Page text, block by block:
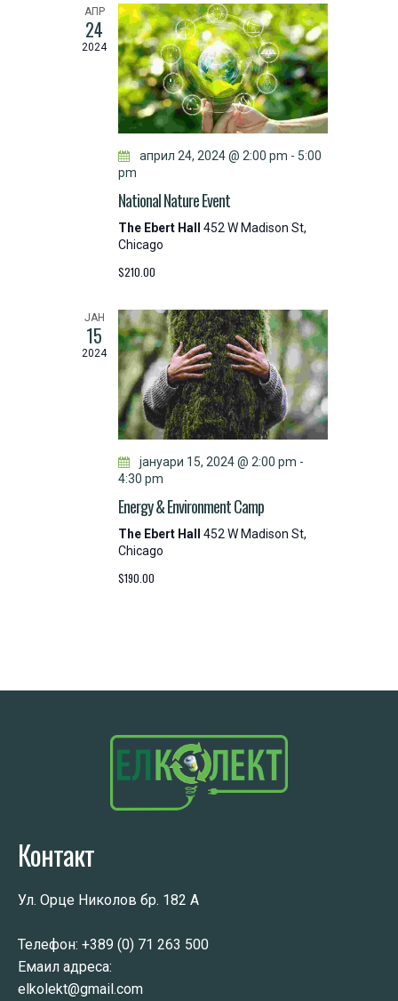
АПР
24
2024
април 24, 2024 @ 2:00 pm - 5:00
pm
National Nature Event
The Ebert Hall 452 W Madison St,
Chicago
$210.00
ЈАН
15
2024
јануари 15, 2024 @ 2:00 pm -
4:30 pm
Energy & Environment Camp
The Ebert Hall 452 W Madison St,
Chicago
$190.00
Контакт
Ул. Орце Николов бр. 182 А
Телефон: +389 (0) 71 263 500
Емаил адреса:
elkolekt@gmail.com